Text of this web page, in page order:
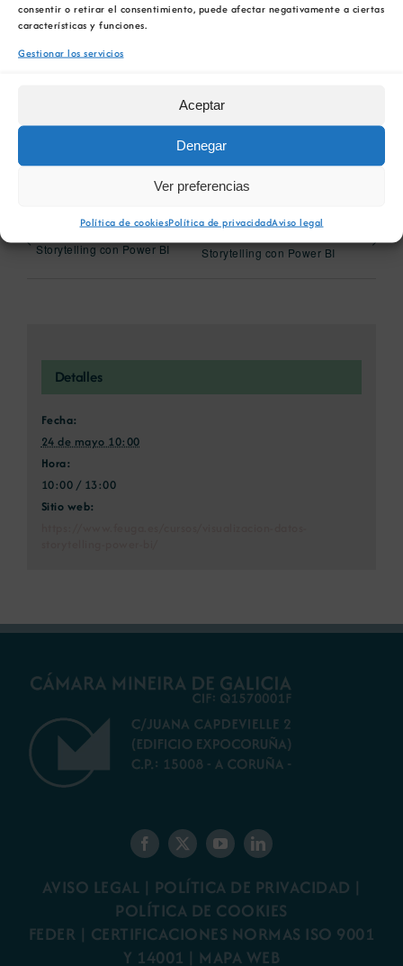
consentir o retirar el consentimiento, puede afectar negativamente a ciertas
características y funciones.
Gestionar los servicios
Aceptar
Denegar
Ver preferencias
Política de cookiesPolítica de privacidadAviso legal
Comparta esta información en su red Social
BlueskyRedditLinkedIn
XingCorreo
electrónico
Storytelling con Power BI
Visualización de datos y
Storytelling con Power BI
Detalles
Fecha:
24 de mayo 10:00
Hora:
10:00 / 13:00
Sitio web:
AVISO LEGAL | POLÍTICA DE PRIVACIDAD |
POLÍTICA DE COOKIES
FEDER | CERTIFICACIONES NORMAS ISO 9001
Y 14001 | MAPA WEB